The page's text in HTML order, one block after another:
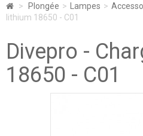
> Plongée > Lampes >
lithium 18650 - C01
Divepro -
18650 - C01